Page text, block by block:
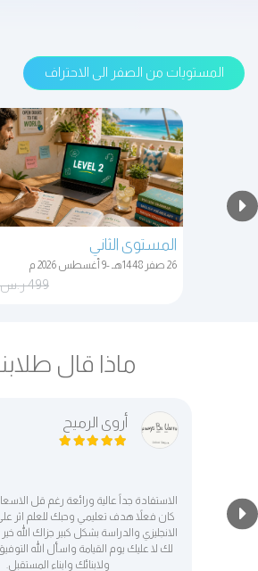
المستويات من الصفر الى الاحتراف
المستوى الثاني
26 صفر 1448هـ -9 أغسطس 2026 م
499 ر.س
ماذا قال
أروى الرميح
الاستفادة جداً عالية ورائعة رغم قل
كان فعلاً هدف تعليمي وحبك للعلم اثر
الانجليزي والدراسة بشكل كبير جزاك الله
لك لا عليك يوم القيامة واسأل الله
ولابنائك وابناء المستقبل.